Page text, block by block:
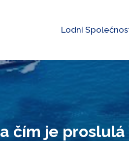
Lodní
čím je proslulá